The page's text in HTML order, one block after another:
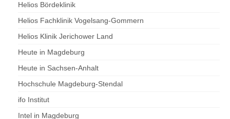
Helios Bördeklinik
Helios Fachklinik Vogelsang-Gommern
Helios Klinik Jerichower Land
Heute in Magdeburg
Heute in Sachsen-Anhalt
Hochschule Magdeburg-Stendal
ifo Institut
Intel in Magdeburg